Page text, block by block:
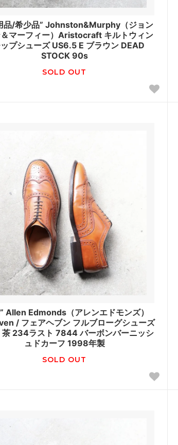
品/希少品” Johnston&Murphy（ジョン
マーフィー）Aristocraft キルトウィン
プシューズ US6.5 E ブラウン DEAD
STOCK 90s
SOLD OUT
Allen Edmonds（アレンエドモンズ）
/ フェアヘブン フルブローグシューズ
茶 234ラスト 7844 バーボンバーニッシ
ュドカーフ 1998年製
SOLD OUT